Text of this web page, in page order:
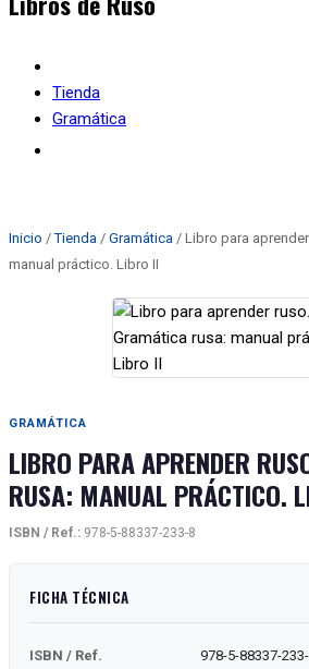
Tienda
Gramática
Inicio /Tienda / Gramática / Libro para
manual práctico. Libro II
GRAMÁTICA
LIBRO PARA APRENDER
RUSA: MANUAL PRÁCTICO.
ISBN / Ref.: 978-5-88337-233-8
FICHA TÉCNICA
ISBN / Ref. 978-5-88337-